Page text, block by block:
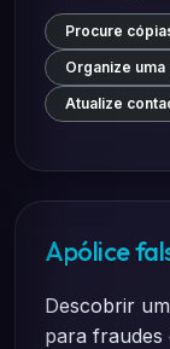
Procure
Organize
Atualize
Apólice
Descobrir
para fraudes